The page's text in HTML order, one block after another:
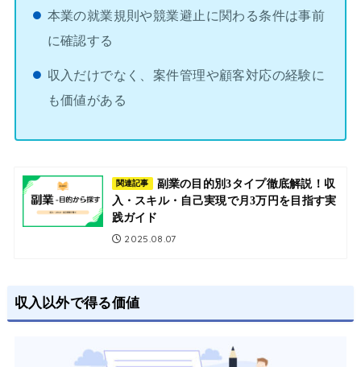
本業の就業規則や競業避止に関わる条件は事前
に確認する
収入だけでなく、案件管理や顧客対応の経験に
も価値がある
関連記事
副業の目的別3タイプ徹底解説！収
入・スキル・自己実現で月3万円を目指す実
践ガイド
2025.08.07
収入以外で得る価値